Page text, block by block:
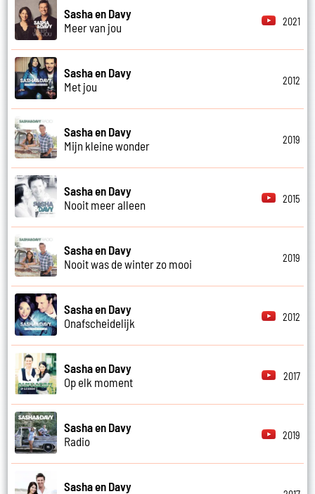
Sasha en Davy
Meer van jou
2021
Sasha en Davy
Met jou
2012
Sasha en Davy
Mijn kleine wonder
2019
Sasha en Davy
Nooit meer alleen
2015
Sasha en Davy
Nooit was de winter zo mooi
2019
Sasha en Davy
Onafscheidelijk
2012
Sasha en Davy
Op elk moment
2017
Sasha en Davy
Radio
2019
Sasha en Davy